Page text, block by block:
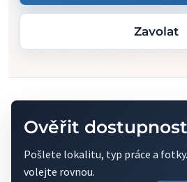
Zavolat
Ověřit
Pošlete lokalitu, typ práce a
volejte rovnou.